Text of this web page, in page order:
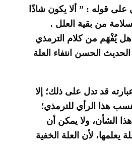
على قوله : ” ألا يكون شاذًا
من بقية العلل .
يُفْهَم من كلام الترمذي
الحسن انتفاء العلة
قد تدل على ذلك؛ إلا
هذا الرأي للترمذي؛
الشأن، ولا يمكن أن
يعلمها، لأن العلة الخفية